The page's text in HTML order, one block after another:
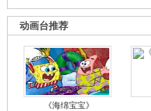
动画台推荐
《海绵宝宝》